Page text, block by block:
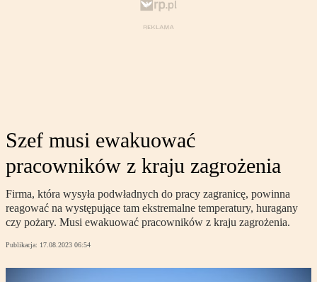
Szef musi ewakuować
pracowników z kraju zagrożenia
Firma, która wysyła podwładnych do pracy zagranicę, powinna
reagować na występujące tam ekstremalne temperatury, huragany
czy pożary. Musi ewakuować pracowników z kraju zagrożenia.
Publikacja: 17.08.2023 06:54